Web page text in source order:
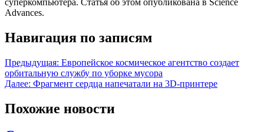
Advances.
Навигация по записям
Предыдущая: Европейское космическое агентство создает
орбитальную службу по уборке мусора
Далее: Фрагмент сердца напечатали на 3D-принтере
Похожие новости